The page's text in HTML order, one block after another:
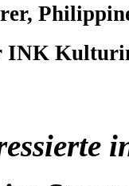
INK